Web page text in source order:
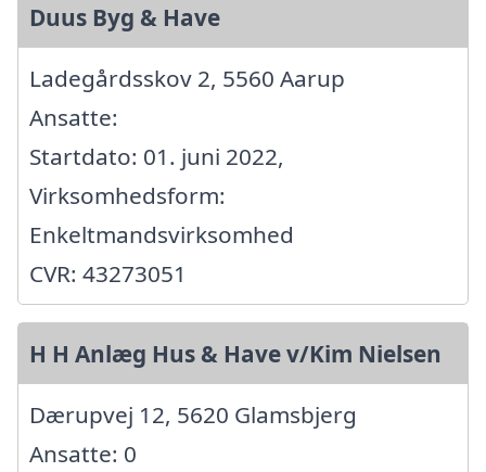
Duus Byg & Have
Ladegårdsskov 2, 5560 Aarup
Ansatte:
Startdato: 01. juni 2022,
Virksomhedsform:
Enkeltmandsvirksomhed
CVR: 43273051
H H Anlæg Hus & Have v/Kim Nielsen
Dærupvej 12, 5620 Glamsbjerg
Ansatte: 0